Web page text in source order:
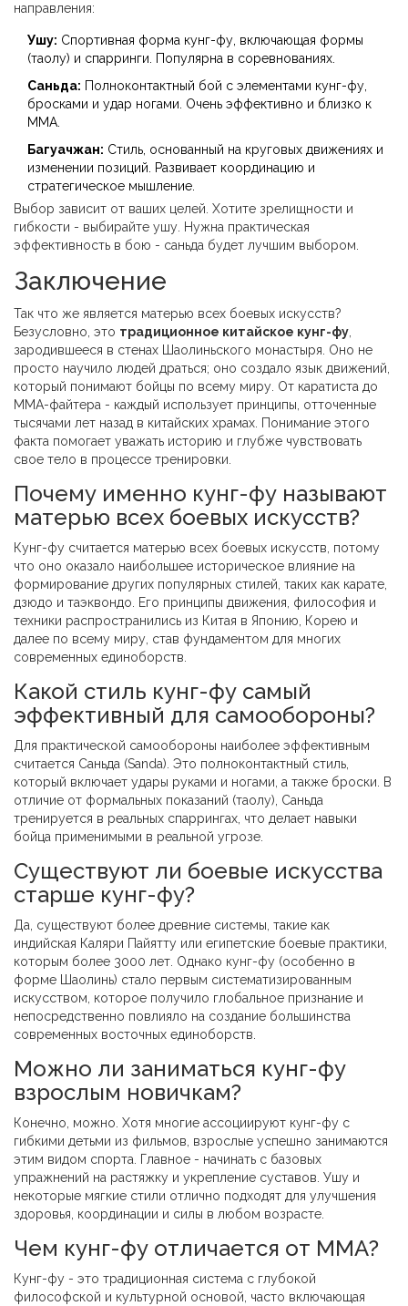
направления:
Ушу: Спортивная форма кунг-фу, включающая формы
(таолу) и спарринги. Популярна в соревнованиях.
Саньда: Полноконтактный бой с элементами кунг-фу,
бросками и удар ногами. Очень эффективно и близко к
ММА.
Багуачжан: Стиль, основанный на круговых движениях и
изменении позиций. Развивает координацию и
стратегическое мышление.
Выбор зависит от ваших целей. Хотите зрелищности и
гибкости - выбирайте ушу. Нужна практическая
эффективность в бою - саньда будет лучшим выбором.
Заключение
Так что же является матерью всех боевых искусств?
Безусловно, это традиционное китайское кунг-фу,
зародившееся в стенах Шаолиньского монастыря. Оно не
просто научило людей драться; оно создало язык движений,
который понимают бойцы по всему миру. От каратиста до
MMA-файтера - каждый использует принципы, отточенные
тысячами лет назад в китайских храмах. Понимание этого
факта помогает уважать историю и глубже чувствовать
свое тело в процессе тренировки.
Почему именно кунг-фу называют
матерью всех боевых искусств?
Кунг-фу считается матерью всех боевых искусств, потому
что оно оказало наибольшее историческое влияние на
формирование других популярных стилей, таких как карате,
дзюдо и таэквондо. Его принципы движения, философия и
техники распространились из Китая в Японию, Корею и
далее по всему миру, став фундаментом для многих
современных единоборств.
Какой стиль кунг-фу самый
эффективный для самообороны?
Для практической самообороны наиболее эффективным
считается Саньда (Sanda). Это полноконтактный стиль,
который включает удары руками и ногами, а также броски. В
отличие от формальных показаний (таолу), Саньда
тренируется в реальных спаррингах, что делает навыки
бойца применимыми в реальной угрозе.
Существуют ли боевые искусства
старше кунг-фу?
Да, существуют более древние системы, такие как
индийская Каляри Пайятту или египетские боевые практики,
которым более 3000 лет. Однако кунг-фу (особенно в
форме Шаолинь) стало первым систематизированным
искусством, которое получило глобальное признание и
непосредственно повлияло на создание большинства
современных восточных единоборств.
Можно ли заниматься кунг-фу
взрослым новичкам?
Конечно, можно. Хотя многие ассоциируют кунг-фу с
гибкими детьми из фильмов, взрослые успешно занимаются
этим видом спорта. Главное - начинать с базовых
упражнений на растяжку и укрепление суставов. Ушу и
некоторые мягкие стили отлично подходят для улучшения
здоровья, координации и силы в любом возрасте.
Чем кунг-фу отличается от ММА?
Кунг-фу - это традиционная система с глубокой
философской и культурной основой, часто включающая